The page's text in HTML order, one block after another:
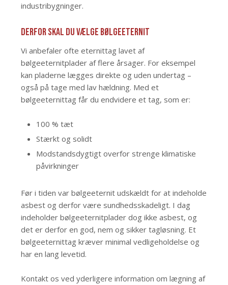
industribygninger.
Derfor skal du vælge bølgeeternit
Vi anbefaler ofte eternittag lavet af
bølgeeternitplader af flere årsager. For eksempel
kan pladerne lægges direkte og uden undertag –
også på tage med lav hældning. Med et
bølgeeternittag får du endvidere et tag, som er:
100 % tæt
Stærkt og solidt
Modstandsdygtigt overfor strenge klimatiske
påvirkninger
Før i tiden var bølgeeternit udskældt for at indeholde
asbest og derfor være sundhedsskadeligt. I dag
indeholder bølgeeternitplader dog ikke asbest, og
det er derfor en god, nem og sikker tagløsning. Et
bølgeeternittag kræver minimal vedligeholdelse og
har en lang levetid.
Kontakt os ved yderligere information om lægning af